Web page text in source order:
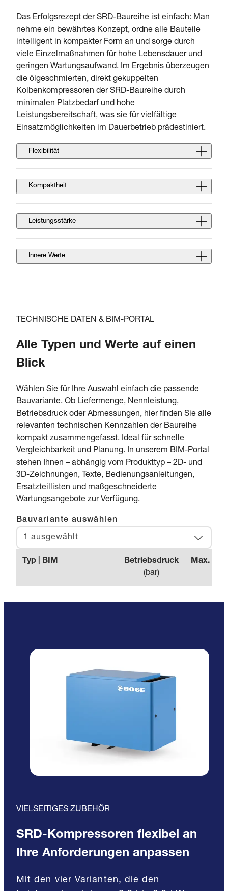
Das Erfolgsrezept der SRD-Baureihe ist einfach: Man
nehme ein bewährtes Konzept, ordne alle Bauteile
intelligent in kompakter Form an und sorge durch
viele Einzelmaßnahmen für hohe Lebensdauer und
geringen Wartungsaufwand. Im Ergebnis überzeugen
die ölgeschmierten, direkt gekuppelten
Kolbenkompressoren der SRD-Baureihe durch
minimalen Platzbedarf und hohe
Leistungsbereitschaft, was sie für vielfältige
Einsatzmöglichkeiten im Dauerbetrieb prädestiniert.
Flexibilität
Kompaktheit
Leistungsstärke
Innere Werte
TECHNISCHE DATEN & BIM-PORTAL
Alle Typen und Werte auf einen
Blick
Wählen Sie für Ihre Auswahl einfach die passende
Bauvariante. Ob Liefermenge, Nennleistung,
Betriebsdruck oder Abmessungen, hier finden Sie alle
relevanten technischen Kennzahlen der Baureihe
kompakt zusammengefasst. Ideal für schnelle
Vergleichbarkeit und Planung. In unserem BIM-Portal
stehen Ihnen – abhängig vom Produkttyp – 2D- und
3D-Zeichnungen, Texte, Bedienungsanleitungen,
Ersatzteillisten und maßgeschneiderte
Wartungsangebote zur Verfügung.
Bauvariante auswählen
1 ausgewählt
Typ | BIM
Betriebsdruck
(bar)
Max.
VIELSEITIGES ZUBEHÖR
SRD-Kompressoren flexibel an
Ihre Anforderungen anpassen
Mit den vier Varianten, die den